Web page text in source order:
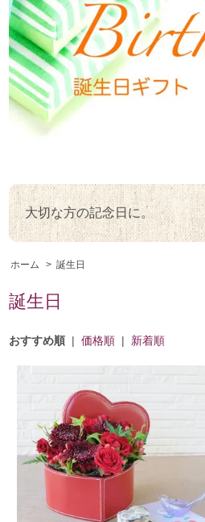
大切な方の記念日に。
ホーム > 誕生日
誕生日
おすすめ順| 価格順| 新着順